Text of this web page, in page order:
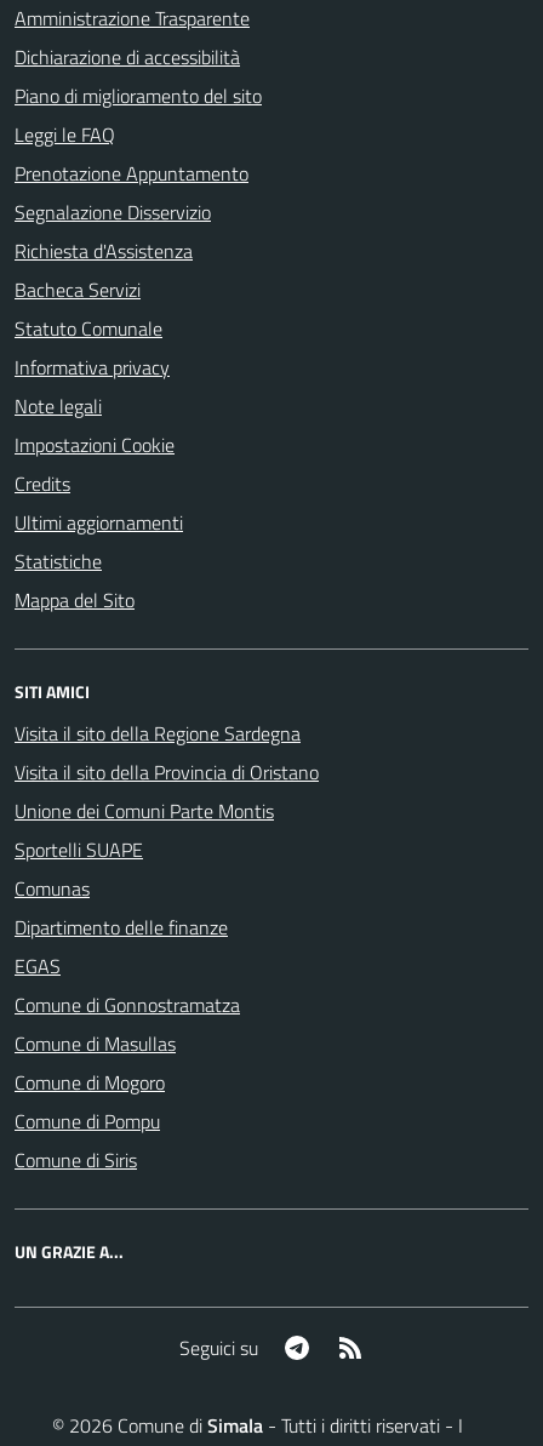
Amministrazione Trasparente
Dichiarazione di accessibilità
Piano di miglioramento del sito
Leggi le FAQ
Prenotazione Appuntamento
Segnalazione Disservizio
Richiesta d'Assistenza
Bacheca Servizi
Statuto Comunale
Informativa privacy
Note legali
Impostazioni Cookie
Credits
Ultimi aggiornamenti
Statistiche
Mappa del Sito
SITI AMICI
Visita il sito della Regione Sardegna
Visita il sito della Provincia di Oristano
Unione dei Comuni Parte Montis
Sportelli SUAPE
Comunas
Dipartimento delle finanze
EGAS
Comune di Gonnostramatza
Comune di Masullas
Comune di Mogoro
Comune di Pompu
Comune di Siris
UN GRAZIE A...
Seguici su Telegram
© 2026Comune diSimala- Tutti i diritti riservati - I